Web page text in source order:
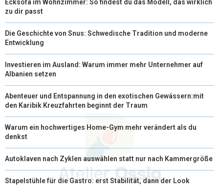
Ecksofa im Wohnzimmer: So findest du das Modell, das wirklich
zu dir passt
Die Geschichte von Snus: Schwedische Tradition und moderne
Entwicklung
Investieren im Ausland: Warum immer mehr Unternehmer auf
Albanien setzen
Abenteuer und Entspannung in den exotischen Gewässern:mit
den Karibik Kreuzfahrten beginnt der Traum
Warum ein hochwertiges Home-Gym mehr verändert als du
denkst
Autoklaven nach Zyklen auswählen statt nur nach Kammergröße
Stapelstühle für die Gastro: erst Stabilität, dann der Look